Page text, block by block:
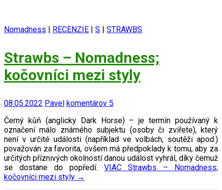
Nomadness | RECENZIE | S | STRAWBS
Strawbs – Nomadness;
kočovníci mezi styly
08.05.2022 Pavel komentárov 5
Černý kůň (anglicky Dark Horse) – je termín používaný k
označení málo známého subjektu (osoby či zvířete), který
není v určité události (například ve volbách, soutěži apod.)
považován za favorita, ovšem má předpoklady k tomu, aby za
určitých příznivých okolností danou událost vyhrál, díky čemuž
se dostane do popředí. VIAC Strawbs – Nomadness;
kočovníci mezi styly →